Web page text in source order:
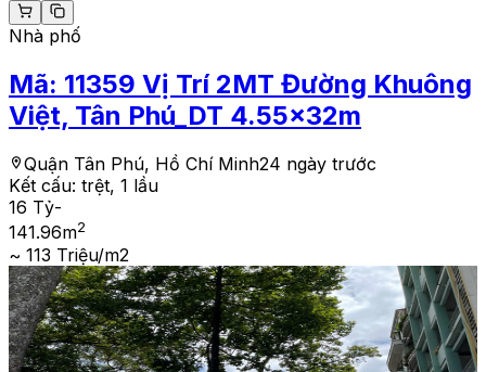
Nhà phố
Mã: 11359 Vị Trí 2MT Đường Khuông
Việt, Tân Phú_DT 4.55x32m
Quận Tân Phú, Hồ Chí Minh24 ngày trước
Kết cấu: trệt, 1 lầu
16 Tỷ-
141.96m2
~ 113 Triệu/m2